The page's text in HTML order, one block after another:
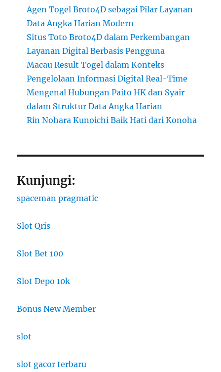
Agen Togel Broto4D sebagai Pilar Layanan
Data Angka Harian Modern
Situs Toto Broto4D dalam Perkembangan
Layanan Digital Berbasis Pengguna
Macau Result Togel dalam Konteks
Pengelolaan Informasi Digital Real-Time
Mengenal Hubungan Paito HK dan Syair
dalam Struktur Data Angka Harian
Rin Nohara Kunoichi Baik Hati dari Konoha
Kunjungi:
spaceman pragmatic
Slot Qris
Slot Bet 100
Slot Depo 10k
Bonus New Member
slot
slot gacor terbaru